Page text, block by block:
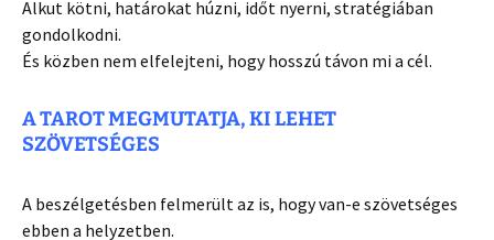
Alkut kötni, határokat húzni, időt nyerni, stratégiában
gondolkodni.
És közben nem elfelejteni, hogy hosszú távon mi a cél.
A TAROT MEGMUTATJA, KI LEHET
SZÖVETSÉGES
A beszélgetésben felmerült az is, hogy van-e szövetséges
ebben a helyzetben.